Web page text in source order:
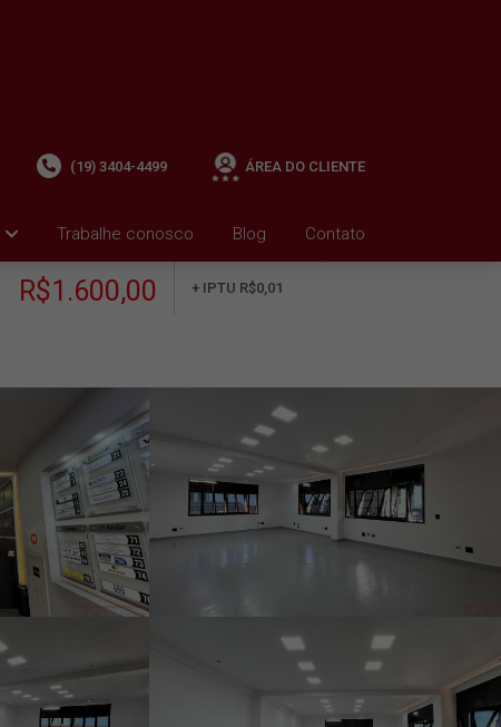
Trabalhe conosco Blog Contato
(19) 3404-4499 ÁREA DO CLIENTE
R$1.600,00
+ IPTU R$0,01